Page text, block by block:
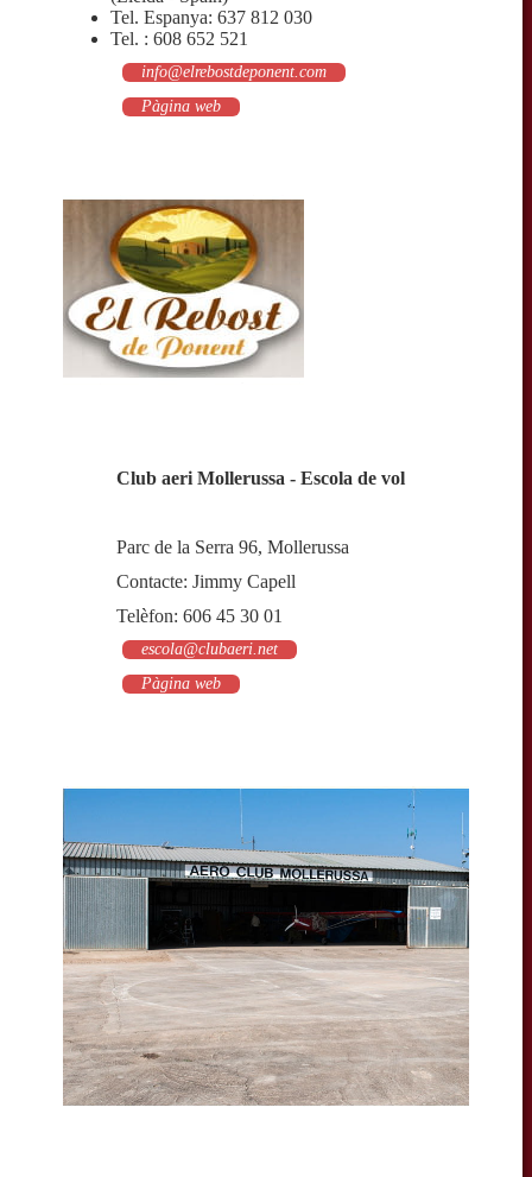
Tel. Espanya: 637 812 030
Tel. : 608 652 521
info@elrebostdeponent.com​
Pàgina web
Club aeri Mollerussa - Escola de vol
Parc de la Serra 96, Mollerussa
Contacte: Jimmy Capell
Telèfon: 606 45 30 01
escola@clubaeri.net
Pàgina web